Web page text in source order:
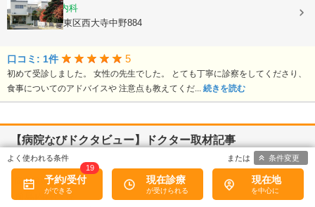
内科, 循環器内科
岡山県岡山市東区西大寺中野884
口コミ: 1件 5
初めて受診しました。 女性の先生でした。 とても丁寧に診察をしてくださり、
食事についてのアドバイスや 注意点も教えてくだ... 続きを読む
【病院なびドクタビュー】ドクター取材記事
岡山県岡山市南区
前島内科医院
予約/受付
19
現在診療 現在地
条件変更